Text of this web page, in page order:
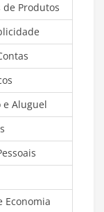
Produtos
e Aluguel
Economia